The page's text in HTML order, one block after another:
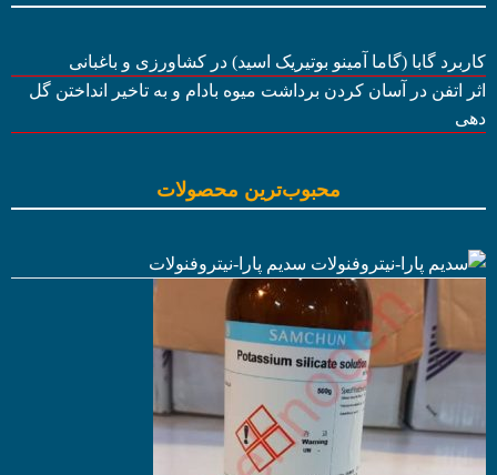
کاربرد گابا (گاما آمینو بوتیریک اسید) در کشاورزی و باغبانی
اثر اتفن در آسان کردن برداشت میوه بادام و به تاخیر انداختن گل
دهی
محبوب‌ترین محصولات
سدیم پارا-نیتروفنولات